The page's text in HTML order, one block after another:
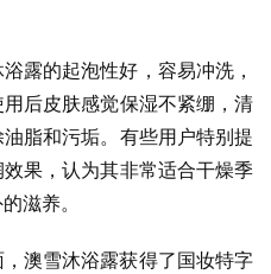
露的起泡性好，容易冲洗，
后皮肤感觉保湿不紧绷，清
脂和污垢。有些用户特别提
果，认为其非常适合干燥季
滋养。
澳雪沐浴露获得了国妆特字